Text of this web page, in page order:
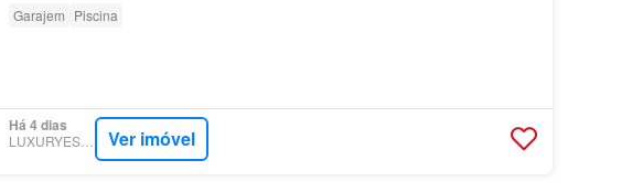
Garajem Piscina
Há 4 dias
LUXURYESTATE Ver imóvel